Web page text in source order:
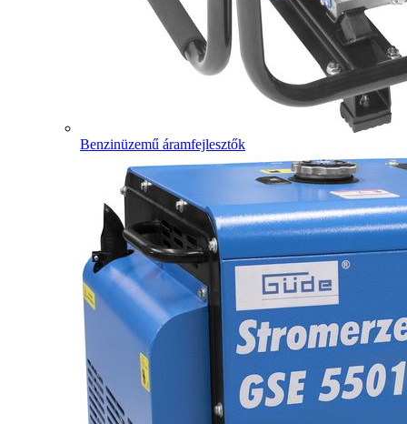
Benzinüzemű áramfejlesztők